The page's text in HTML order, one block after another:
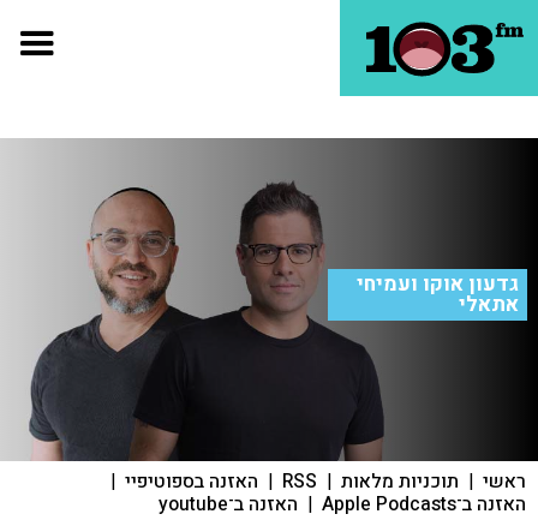
גדעון אוקו ועמיחי
אתאלי
ראשי | תוכניות מלאות |
RSS
| האזנה בספוטיפיי |
האזנה ב־Apple Podcasts | האזנה ב־youtube